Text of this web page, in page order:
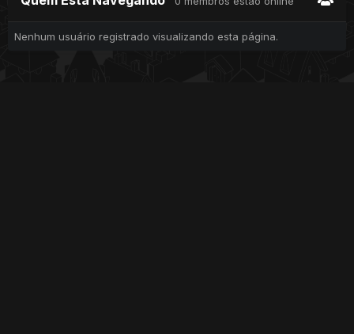
Nenhum usuário registrado visualizando esta página.